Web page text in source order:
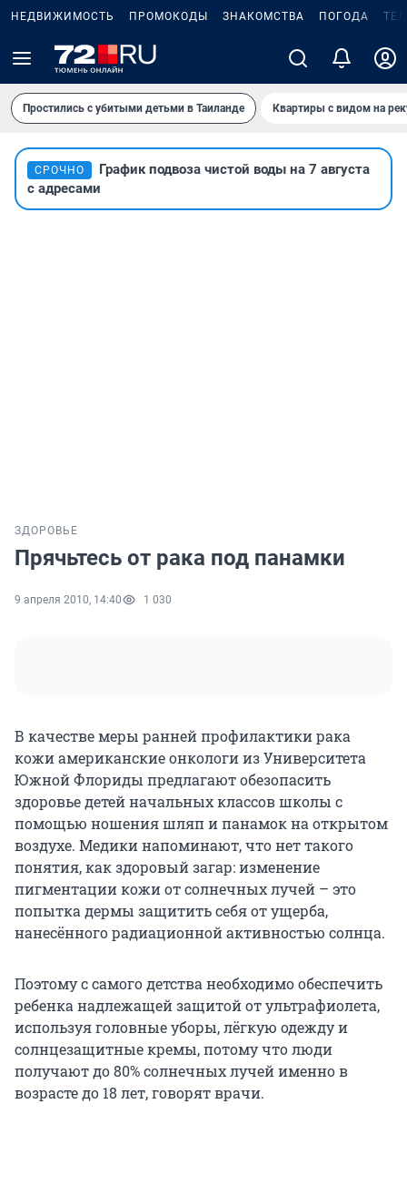
НЕДВИЖИМОСТЬ ПРОМОКОДЫ ЗНАКОМСТВА ПОГОДА
Простились с убитыми детьми в Таиланде Квартиры с видом на
СРОЧНО
График подвоза чистой воды на 7 августа
с адресами
ЗДОРОВЬЕ
Прячьтесь от рака под панамки
9 апреля 2010, 14:40 1 030
В качестве меры ранней профилактики рака
кожи американские онкологи из Университета
Южной Флориды предлагают обезопасить
здоровье детей начальных классов школы с
помощью ношения шляп и панамок на открытом
воздухе. Медики напоминают, что нет такого
понятия, как здоровый загар: изменение
пигментации кожи от солнечных лучей – это
попытка дермы защитить себя от ущерба,
нанесённого радиационной активностью солнца.
Поэтому с самого детства необходимо обеспечить
ребенка надлежащей защитой от ультрафиолета,
используя головные уборы, лёгкую одежду и
солнцезащитные кремы, потому что люди
получают до 80% солнечных лучей именно в
возрасте до 18 лет, говорят врачи.